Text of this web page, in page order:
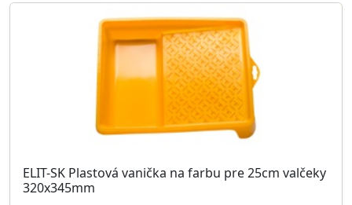
ELIT-SK Plastová vanička na farbu pre 25cm valčeky
320x345mm